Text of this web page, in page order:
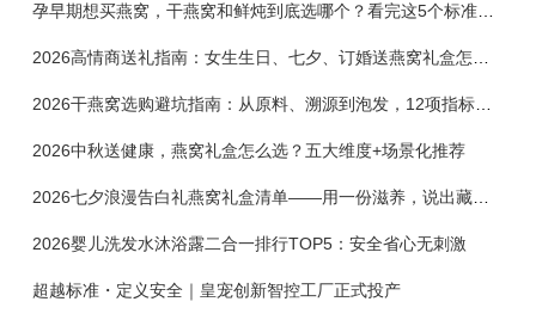
孕早期想买燕窝，干燕窝和鲜炖到底选哪个？看完这5个标准再下单
2026干燕窝选购避坑指南：从原料、溯源到泡发，12项指标判断靠谱燕窝
2026中秋送健康，燕窝礼盒怎么选？五大维度+场景化推荐
2026七夕浪漫告白礼燕窝礼盒清单——用一份滋养，说出藏在心底的爱
2026婴儿洗发水沐浴露二合一排行TOP5：安全省心无刺激
超越标准・定义安全｜皇宠创新智控工厂正式投产